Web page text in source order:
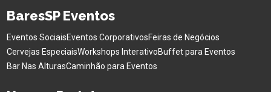
BaresSP Eventos
Eventos SociaisEventos CorporativosFeiras de Negócios
Cervejas EspeciaisWorkshops InterativoBuffet para Eventos
Bar Nas AlturasCaminhão para Eventos